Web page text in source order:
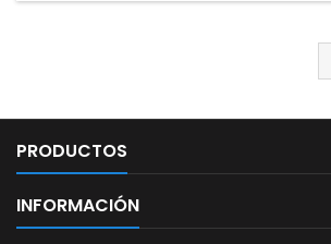
PRODUCTOS
INFORMACIÓN